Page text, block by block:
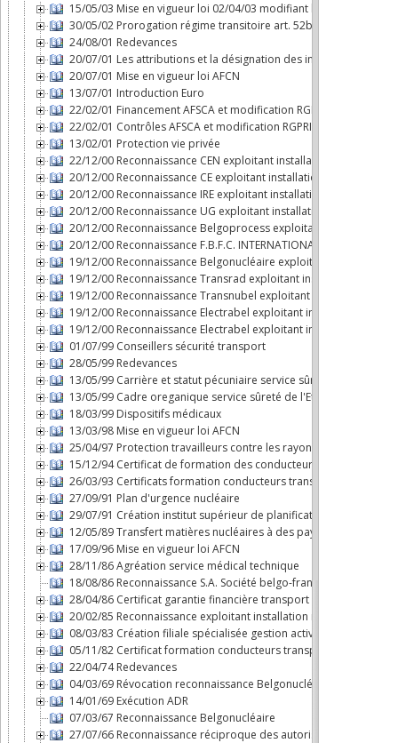
15/05/03 Mise en vigueur loi 02/04/03 modifiant loi AFCN
30/05/02 Prorogation régime transitoire art. 52bis loi AFCN
24/08/01 Redevances
20/07/01 Les attributions et la désignation des inspecteurs
20/07/01 Mise en vigueur loi AFCN
13/07/01 Introduction Euro
22/02/01 Financement AFSCA et modification RGPRI
22/02/01 Contrôles AFSCA et modification RGPRI
13/02/01 Protection vie privée
22/12/00 Reconnaissance CEN exploitant installation nucléaire
20/12/00 Reconnaissance CE exploitant installation nucléaire
20/12/00 Reconnaissance IRE exploitant installation nucléaire
20/12/00 Reconnaissance UG exploitant installation nucléaire
20/12/00 Reconnaissance Belgoprocess exploitant installation
20/12/00 Reconnaissance F.B.F.C. INTERNATIONAL exploitant
19/12/00 Reconnaissance Belgonucléaire exploitant installation
19/12/00 Reconnaissance Transrad exploitant installation
19/12/00 Reconnaissance Transnubel exploitant installation
19/12/00 Reconnaissance Electrabel exploitant installation
19/12/00 Reconnaissance Electrabel exploitant installation
01/07/99 Conseillers sécurité transport
28/05/99 Redevances
13/05/99 Carrière et statut pécuniaire service sûreté de l'Etat
13/05/99 Cadre oreganique service sûreté de l'Etat dans le
18/03/99 Dispositifs médicaux
13/03/98 Mise en vigueur loi AFCN
25/04/97 Protection travailleurs contre les rayonnements
15/12/94 Certificat de formation des conducteurs transport
26/03/93 Certificats formation conducteurs transport par route
27/09/91 Plan d'urgence nucléaire
29/07/91 Création institut supérieur de planification d'urgence
12/05/89 Transfert matières nucléaires à des pays non dotés
17/09/96 Mise en vigueur loi AFCN
28/11/86 Agréation service médical technique
18/08/86 Reconnaissance S.A. Société belgo-française d'énergie
28/04/86 Certificat garantie financière transport substances
20/02/85 Reconnaissance exploitant installation nucléaire
08/03/83 Création filiale spécialisée gestion activités du cycle
05/11/82 Certificat formation conducteurs transport par route
22/04/74 Redevances
04/03/69 Révocation reconnaissance Belgonucléaire
14/01/69 Exécution ADR
07/03/67 Reconnaissance Belgonucléaire
27/07/66 Reconnaissance réciproque des autorisations dans le